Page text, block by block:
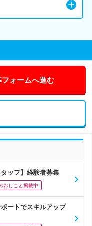
ォームへ進む
ッフ】経験者募集
おしごと掲載中
ートでスキルアップ